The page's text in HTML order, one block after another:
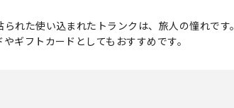
れた使い込まれたトランクは、旅人の憧れです。
ギフトカードとしてもおすすめです。